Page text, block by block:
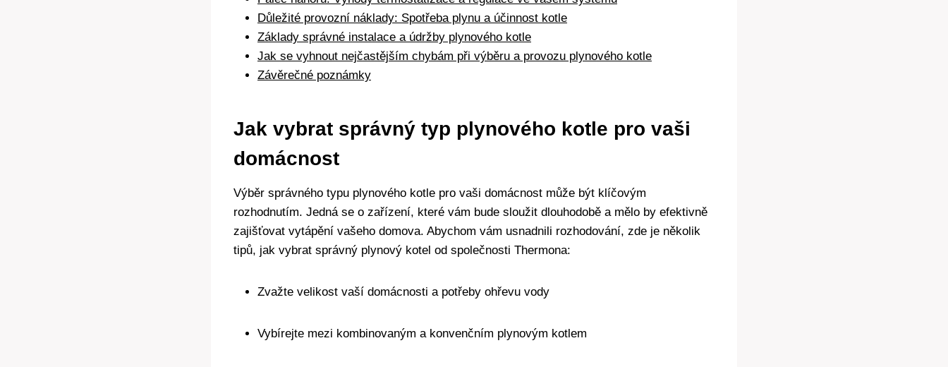
Důležité provozní náklady: Spotřeba plynu a účinnost kotle
Základy správné instalace a⁤ údržby plynového ⁣kotle
Jak se ‍vyhnout nejčastějším chybám⁤ při výběru a provozu plynového kotle
Závěrečné⁣ poznámky
Jak vybrat správný typ plynového kotle pro vaši⁤
domácnost
Výběr správného typu plynového⁤ kotle pro vaši ‌domácnost⁤ může být klíčovým
rozhodnutím. ⁣Jedná se o ⁣zařízení, které vám bude sloužit⁢ dlouhodobě a mělo by efektivně
⁤zajišťovat vytápění vašeho domova. Abychom vám usnadnili ‍rozhodování, zde‍ je ⁢několik‍
tipů, jak vybrat správný plynový kotel od společnosti Thermona:
Zvažte​ velikost vaší ⁤domácnosti a potřeby ohřevu⁤ vody
Vybírejte mezi kombinovaným ⁣a konvenčním plynovým ‍kotlem